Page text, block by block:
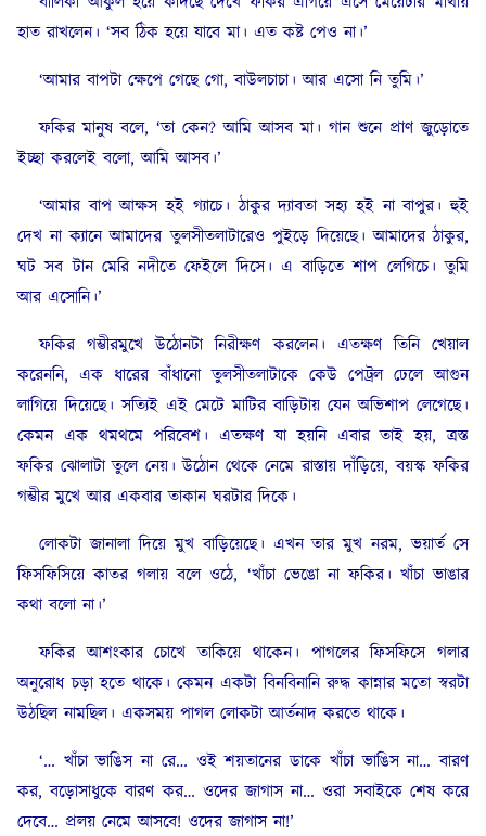
হাত রাখলেন। ‘সব ঠিক হয়ে যাবে মা। এত কষ্ট পেও না।’
‘আমার বাপটা ক্ষেপে গেছে গো, বাউলচাচা। আর এসো নি তুমি।’
ফকির মানুষ বলে, ‘তা কেন? আমি আসব মা। গান শুনে প্রাণ জুড়োতে
ইচ্ছা করলেই বলো, আমি আসব।’
‘আমার বাপ আক্ষস হই গ্যাচে। ঠাকুর দ্যাবতা সহ্য হই না বাপুর। হুই
দেখ না ক্যানে আমাদের তুলসীতলাটারেও পুইড়ে দিয়েছে। আমাদের ঠাকুর,
ঘট সব টান মেরি নদীতে ফেইলে দিসে। এ বাড়িতে শাপ লেগিচে। তুমি
আর এসোনি।’
ফকির গম্ভীরমুখে উঠোনটা নিরীক্ষণ করলেন। এতক্ষণ তিনি খেয়াল
করেননি, এক ধারের বাঁধানো তুলসীতলাটাকে কেউ পেট্রল ঢেলে আগুন
লাগিয়ে দিয়েছে। সত্যিই এই মেটে মাটির বাড়িটায় যেন অভিশাপ লেগেছে।
কেমন এক থমথমে পরিবেশ। এতক্ষণ যা হয়নি এবার তাই হয়, ত্রস্ত
ফকির ঝোলাটা তুলে নেয়। উঠোন থেকে নেমে রাস্তায় দাঁড়িয়ে, বয়স্ক ফকির
গম্ভীর মুখে আর একবার তাকান ঘরটার দিকে।
লোকটা জানালা দিয়ে মুখ বাড়িয়েছে। এখন তার মুখ নরম, ভয়ার্ত সে
ফিসফিসিয়ে কাতর গলায় বলে ওঠে, ‘খাঁচা ভেঙো না ফকির। খাঁচা ভাঙার
কথা বলো না।’
ফকির আশংকার চোখে তাকিয়ে থাকেন। পাগলের ফিসফিসে গলার
অনুরোধ চড়া হতে থাকে। কেমন একটা বিনবিনানি রুদ্ধ কান্নার মতো স্বরটা
উঠছিল নামছিল। একসময় পাগল লোকটা আর্তনাদ করতে থাকে।
‘… খাঁচা ভাঙিস না রে… ওই শয়তানের ডাকে খাঁচা ভাঙিস না… বারণ
কর, বড়োসাধুকে বারণ কর… ওদের জাগাস না… ওরা সবাইকে শেষ করে
দেবে… প্রলয় নেমে আসবে! ওদের জাগাস না!’